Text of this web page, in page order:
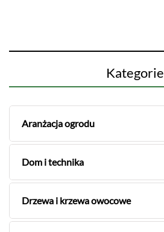
Kategorie
Aranżacja ogrodu
Dom i technika
Drzewa i krzewa owocowe